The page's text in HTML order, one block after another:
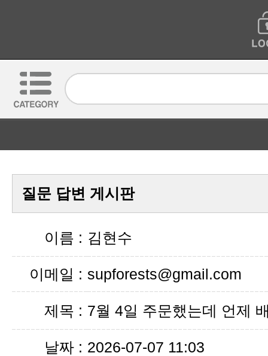
질문 답변 게시판
이름 : 김현수
이메일 : supforests@gmail.com
제목 : 7월 4일 주문했는데 언제
날짜 : 2026-07-07 11:03